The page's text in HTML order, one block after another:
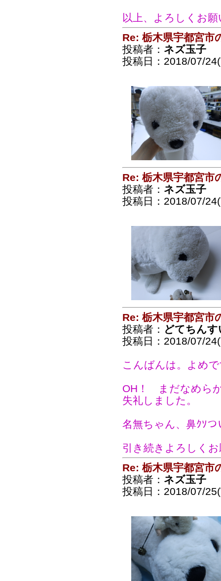
以上、よろしくお
Re: 栃木県宇都宮市
投稿者： ネズ玉子
投稿日：2018/07/
Re: 栃木県宇都宮市
投稿者： ネズ玉子
投稿日：2018/07/
Re: 栃木県宇都宮市
投稿者： どてちん
投稿日：2018/07/
こんばんは。よめ
OH！ まだなめら
失礼しました。
名無ちゃん、鼻ｸｿ
引き続きよろしく
Re: 栃木県宇都宮市
投稿者： ネズ玉子
投稿日：2018/07/